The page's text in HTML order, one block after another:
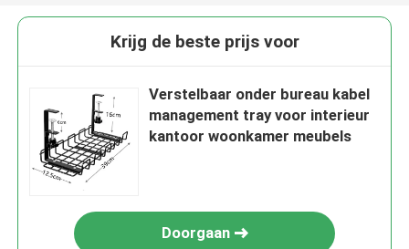
Krijg de beste prijs voor
Verstelbaar onder bureau kabel
management tray voor interieur
kantoor woonkamer meubels
Doorgaan